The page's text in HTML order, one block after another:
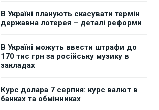
В Україні планують скасувати термін
державна лотерея – деталі реформи
В Україні можуть ввести штрафи до
170 тис грн за російську музику в
закладах
Курс долара 7 серпня: курс валют в
банках та обмінниках